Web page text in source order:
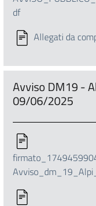
df
Allegati da
Avviso DM19 -
09/06/2025